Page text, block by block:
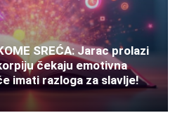
SREĆA: Jarac prolazi
čekaju emotivna
imati razloga za slavlje!